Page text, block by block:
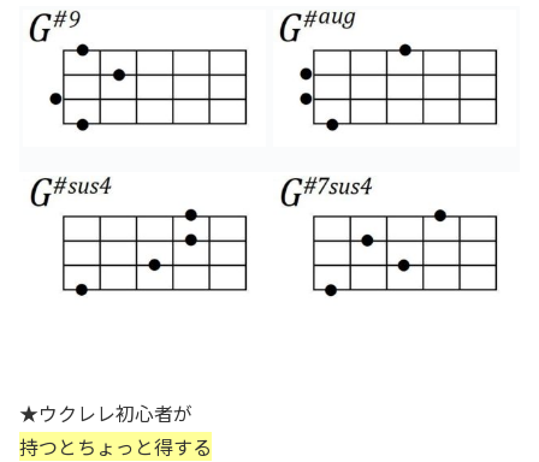
★ウクレレ初心者が
持つとちょっと得する